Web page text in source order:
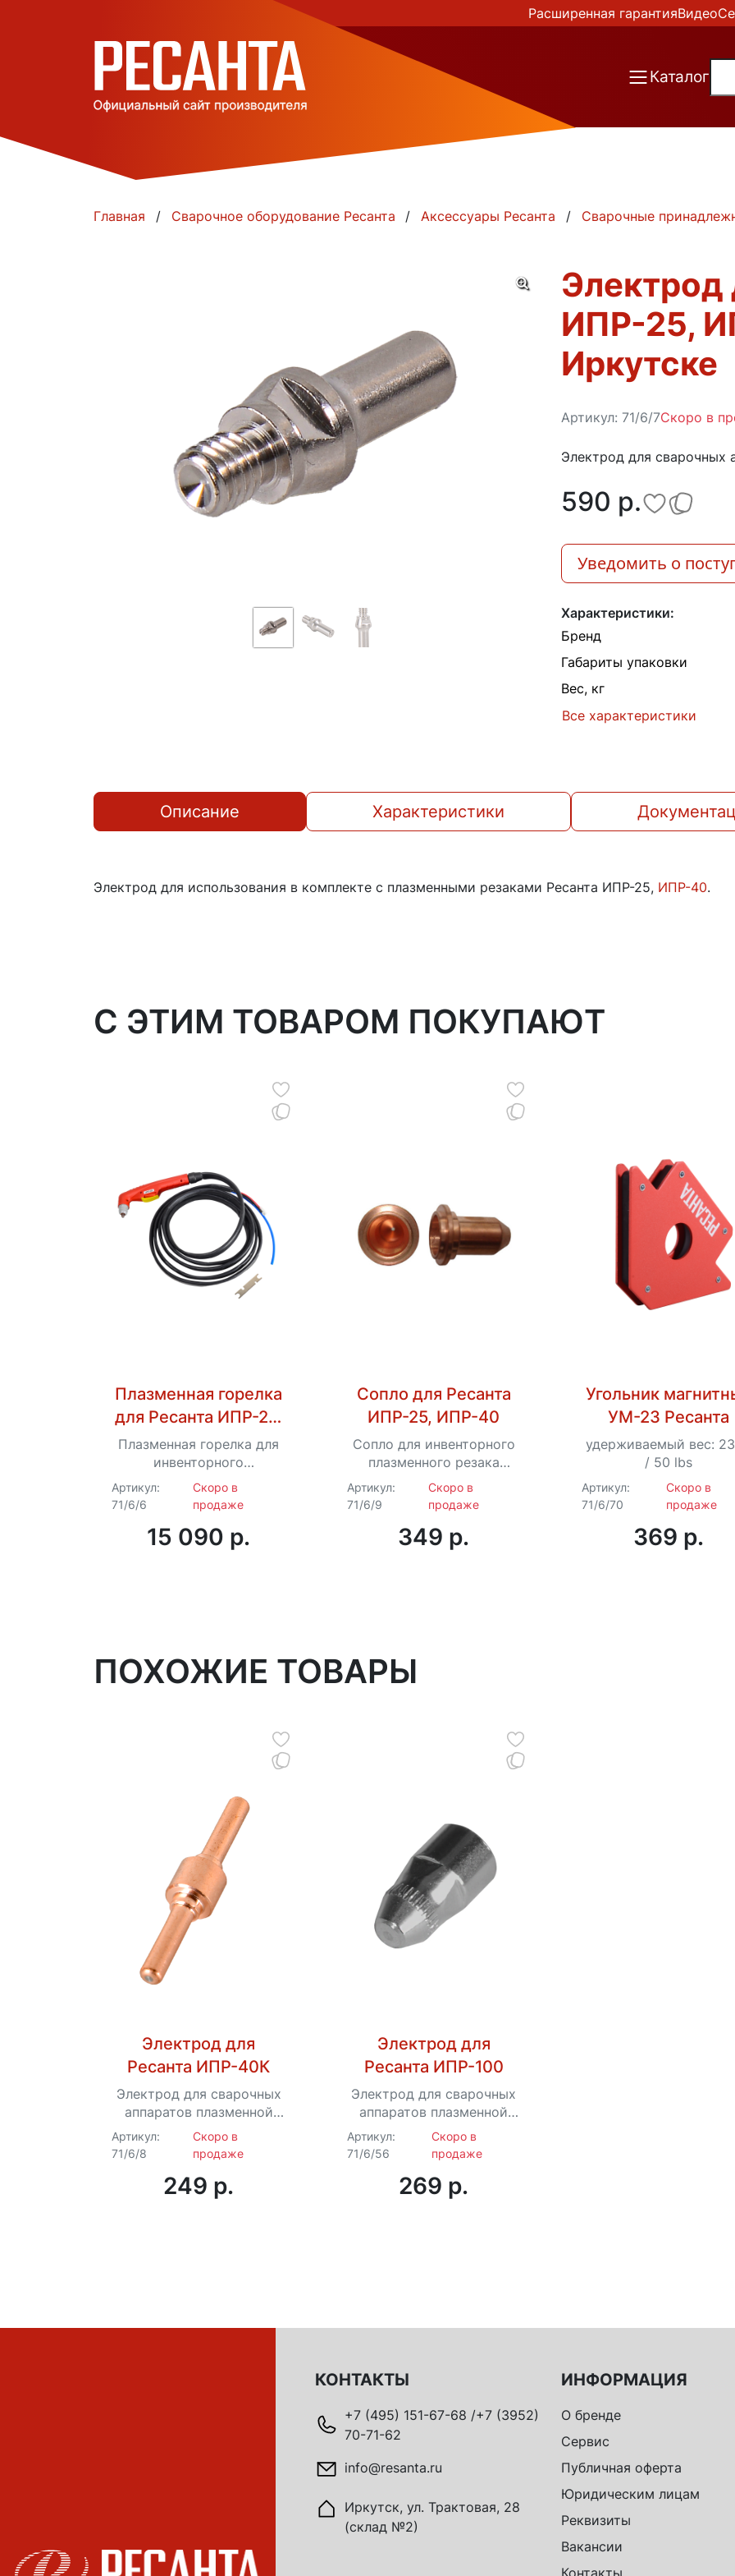
Расширенная гарантияВидео
Каталог
Главная Сварочное оборудование Ресанта Аксессуары Ресанта Сварочные
Электрод
ИПР-25,
Иркутске
Артикул: 71/6/7Скоро в
Электрод для сварочных
590 p.
Уведомить о
Характеристики:
Бренд
Габариты упаковки
Вес, кг
Все характеристики
Описание Характеристики
Электрод для использования в комплекте с плазменными резаками Ресанта ИПР-25, ИПР-40.
C ЭТИМ ТОВАРОМ ПОКУПАЮТ
Плазменная горелка
для Ресанта ИПР-25,
ИПР-40
Плазменная горелка для
инвенторного
плазменного резака
Ресанта ИПР-25 и Ресанта
ИПР-40
Артикул:
71/6/6
Скоро в
продаже
15 090 p.
Сопло для Ресанта
ИПР-25, ИПР-40
Сопло для инвенторного
плазменного резака
Ресанта
Артикул:
71/6/9
Скоро в
продаже
349 p.
Угольник
УМ-23 Ресанта
удерживаемый вес:
/ 50 lbs
Артикул:
71/6/70
Скоро в
продаже
369 p.
ПОХОЖИЕ ТОВАРЫ
Электрод для
Ресанта ИПР-40К
Электрод для сварочных
аппаратов плазменной
резки Ресанта
Артикул:
71/6/8
Скоро в
продаже
249 p.
Электрод для
Ресанта ИПР-100
Электрод для сварочных
аппаратов плазменной
резки Ресанта
Артикул:
71/6/56
Скоро в
продаже
269 p.
КОНТАКТЫ
+7 (495) 151-67-68 /+7 (3952)
70-71-62
info@resanta.ru
Иркутск, ул. Трактовая, 28
(склад №2)
ИНФОРМАЦИЯ
О бренде
Сервис
Публичная оферта
Юридическим лицам
Реквизиты
Вакансии
Контакты